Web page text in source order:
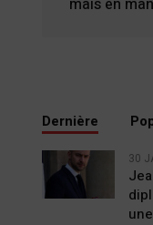
mais en
Dernière
30